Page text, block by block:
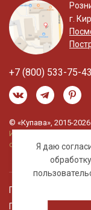
Я даю
обработку
г.
+7 (800) 533-75-43
© «Купава», 2015-2026
Информация на сайте
офертой.
Правовая
Политика